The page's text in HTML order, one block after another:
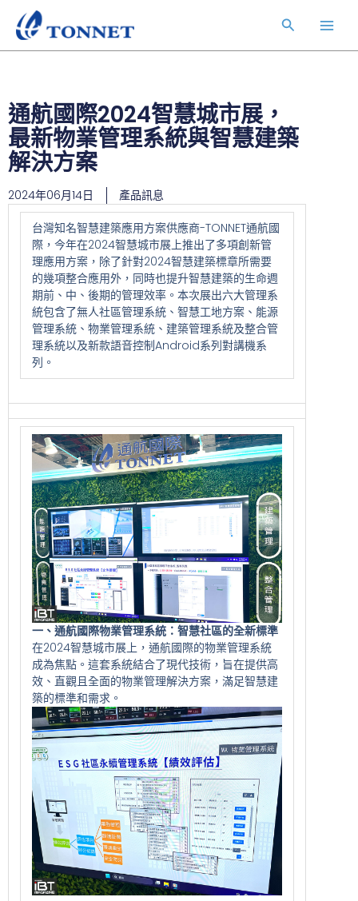
搜
尋
通航國際2024智慧城市展，
最新物業管理系統與智慧建築
解決方案
2024年06月14日 產品訊息
台灣知名智慧建築應用方案供應商-TONNET通航國
際，今年在2024智慧城市展上推出了多項創新管
理應用方案，除了針對2024智慧建築標章所需要
的幾項整合應用外，同時也提升智慧建築的生命週
期前、中、後期的管理效率。本次展出六大管理系
統包含了無人社區管理系統、智慧工地方案、能源
管理系統、物業管理系統、建築管理系統及整合管
理系統以及新款語音控制Android系列對講機系
列。
一、通航國際物業管理系統：智慧社區的全新標準
在2024智慧城市展上，通航國際的物業管理系統
成為焦點。這套系統結合了現代技術，旨在提供高
效、直觀且全面的物業管理解決方案，滿足智慧建
築的標準和需求。